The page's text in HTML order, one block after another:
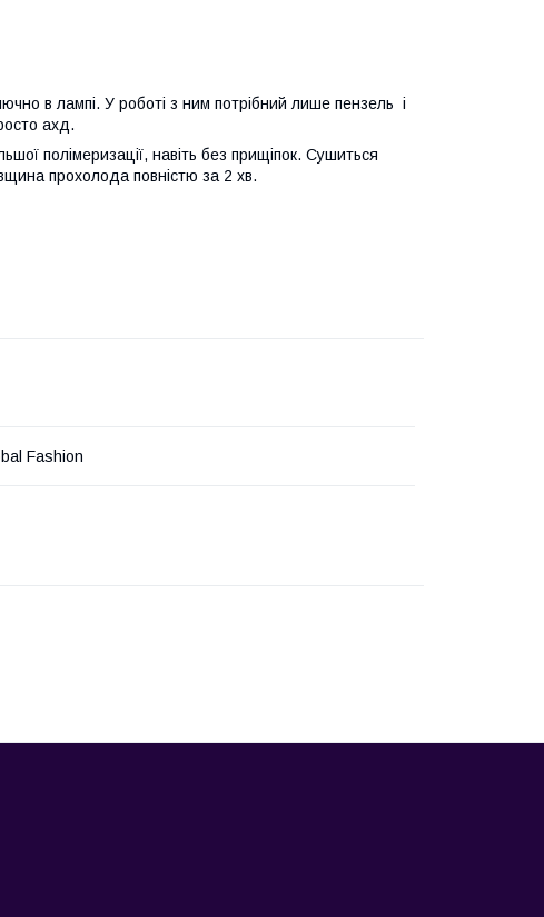
в лампі. У роботі з ним потрібний лише пензель і
ахд.
полімеризації, навіть без прищіпок. Сушиться
прохолода повністю за 2 хв.
Fashion